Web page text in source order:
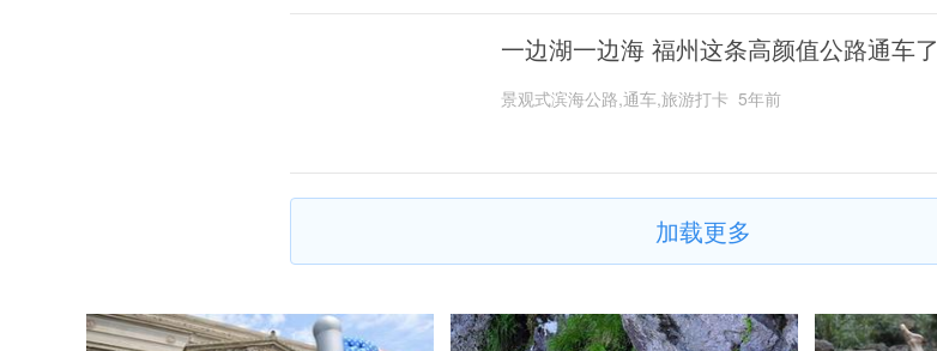
一边湖一边海 福州这条高颜值公路通车了
景观式滨海公路,通车,旅游打卡 5年前
加载更多